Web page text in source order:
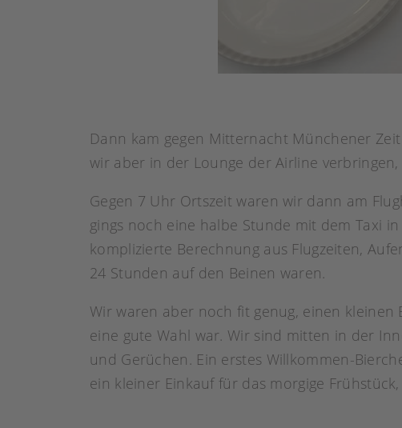
Dann kam gegen Mitternacht Münchener
wir aber in der Lounge der Airline
Gegen 7 Uhr Ortszeit waren wir dann am
gings noch eine halbe Stunde mit dem Taxi
komplizierte Berechnung aus Flugzeiten,
24 Stunden auf den Beinen waren.
Wir waren aber noch fit genug, einen
eine gute Wahl war. Wir sind mitten in der
und Gerüchen. Ein erstes Willkommen-
ein kleiner Einkauf für das morgige